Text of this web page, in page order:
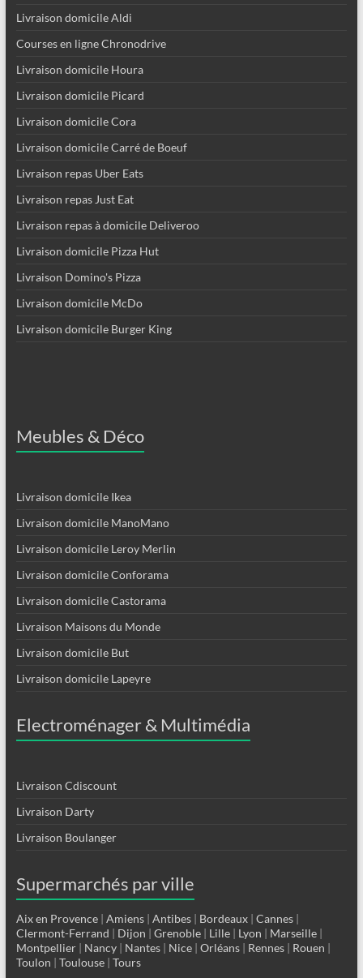
Livraison domicile Aldi
Courses en ligne Chronodrive
Livraison domicile Houra
Livraison domicile Picard
Livraison domicile Cora
Livraison domicile Carré de Boeuf
Livraison repas Uber Eats
Livraison repas Just Eat
Livraison repas à domicile Deliveroo
Livraison domicile Pizza Hut
Livraison Domino's Pizza
Livraison domicile McDo
Livraison domicile Burger King
Meubles & Déco
Livraison domicile Ikea
Livraison domicile ManoMano
Livraison domicile Leroy Merlin
Livraison domicile Conforama
Livraison domicile Castorama
Livraison Maisons du Monde
Livraison domicile But
Livraison domicile Lapeyre
Electroménager & Multimédia
Livraison Cdiscount
Livraison Darty
Livraison Boulanger
Supermarchés par ville
Aix en Provence| Amiens| Antibes| Bordeaux| Cannes|
Clermont-Ferrand | Dijon | Grenoble| Lille| Lyon | Marseille|
Montpellier| Nancy| Nantes| Nice| Orléans| Rennes| Rouen |
Toulon | Toulouse| Tours